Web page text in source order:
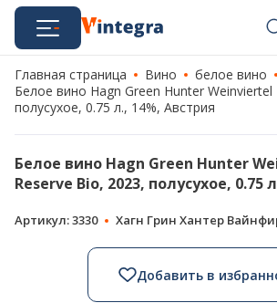
Главная страница Вино
белое вино
Белое вино Hagn Green Hunter Weinviertel
полусухое, 0.75 л., 14%, Австрия
Белое вино Hagn Green Hunter
Reserve Bio, 2023, полусухое, 0.75
Артикул: 3330 Хагн Грин Хантер
Добавить в